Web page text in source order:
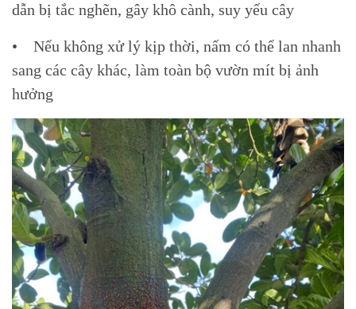
dẫn bị tắc nghẽn, gây khô cành, suy yếu cây
• Nếu không xử lý kịp thời, nấm có thể lan nhanh
sang các cây khác, làm toàn bộ vườn mít bị ảnh
hưởng